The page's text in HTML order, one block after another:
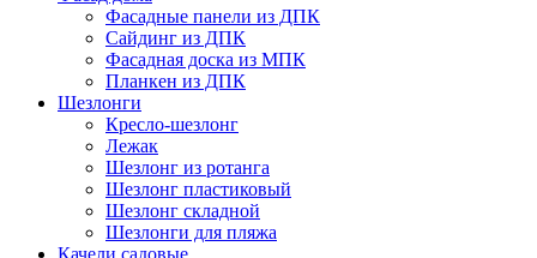
Фасадные панели из ДПК
Сайдинг из ДПК
Фасадная доска из МПК
Планкен из ДПК
Шезлонги
Кресло-шезлонг
Лежак
Шезлонг из ротанга
Шезлонг пластиковый
Шезлонг складной
Шезлонги для пляжа
Качели садовые